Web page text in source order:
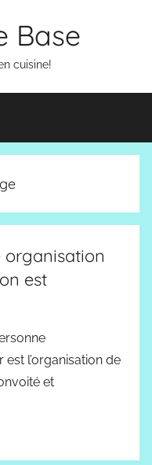
Base
cuisine!
organisation
est
l’organisation de
et